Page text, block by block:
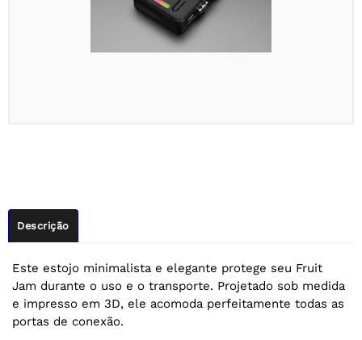
Descrição
Este estojo minimalista e elegante protege seu Fruit
Jam durante o uso e o transporte. Projetado sob medida
e impresso em 3D, ele acomoda perfeitamente todas as
portas de conexão.